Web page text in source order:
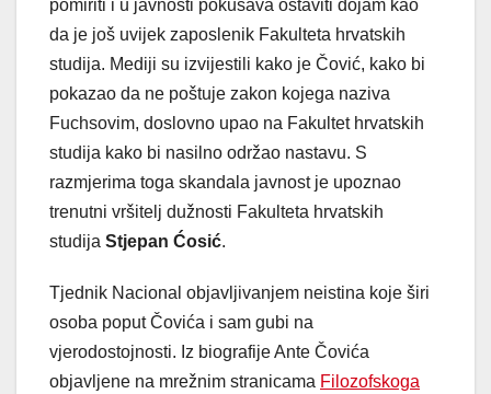
pomiriti i u javnosti pokušava ostaviti dojam kao
da je još uvijek zaposlenik Fakulteta hrvatskih
studija. Mediji su izvijestili kako je Čović, kako bi
pokazao da ne poštuje zakon kojega naziva
Fuchsovim, doslovno upao na Fakultet hrvatskih
studija kako bi nasilno održao nastavu. S
razmjerima toga skandala javnost je upoznao
trenutni vršitelj dužnosti Fakulteta hrvatskih
studija Stjepan Ćosić.
Tjednik Nacional objavljivanjem neistina koje širi
osoba poput Čovića i sam gubi na
vjerodostojnosti. Iz biografije Ante Čovića
objavljene na mrežnim stranicama Filozofskoga